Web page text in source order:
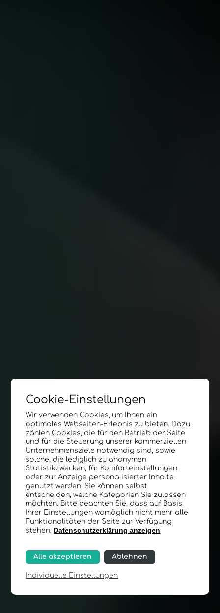
Cookie-Einstellungen
Wir verwenden Cookies, um Ihnen ein
optimales Webseiten-Erlebnis zu bieten. Dazu
zählen Cookies, die für den Betrieb der Seite
und für die Steuerung unserer kommerziellen
Unternehmensziele notwendig sind, sowie
solche, die lediglich zu anonymen
Statistikzwecken, für Komforteinstellungen
oder zur Anzeige personalisierter Inhalte
genutzt werden. Sie können selbst
entscheiden, welche Kategorien Sie zulassen
möchten. Bitte beachten Sie, dass auf Basis
Ihrer Einstellungen womöglich nicht mehr alle
Funktionalitäten der Seite zur Verfügung
stehen. Datenschutzerklärung anzeigen
Alle akzeptieren Ablehnen
Individuelle Einstellungen